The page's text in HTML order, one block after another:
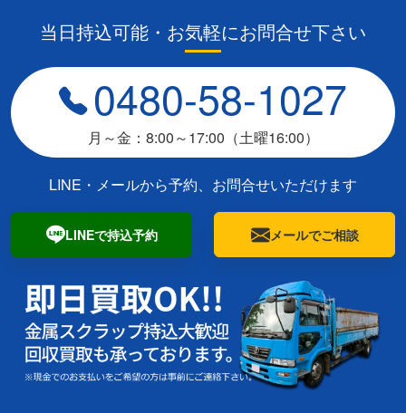
当日持込可能・お気軽にお問合せ下さい
0480-58-1027
月～金：8:00～17:00（土曜16:00）
LINE・メールから予約、お問合せいただけます
LINEで持込予約 メールでご相談